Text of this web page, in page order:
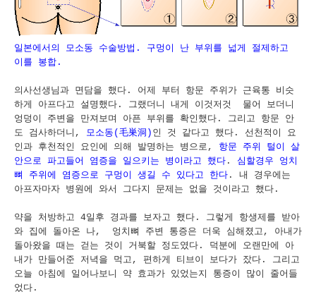
일본에서의 모소동 수술방법. 구멍이 난 부위를 넓게 절제하고
이를 봉합.
의사선생님과 면담을 했다. 어제 부터 항문 주위가 근육통 비슷
하게 아프다고 설명했다. 그랬더니 내게 이것저것 물어 보더니
엉덩이 주변을 만져보며 아픈 부위를 확인했다. 그리고 항문 안
도 검사하더니, 모소동(毛巣洞) 인 것 같다고 했다. 선천적이 요
인과 후천적인 요인에 의해 발명하는 병으로, 항문 주위 털이 살
안으로 파고들어 염증을 일으키는 병이라고 했다 . 심할경우 엉치
뼈 주위에 염증으로 구멍이 생길 수 있다고 한다 . 내 경우에는
아프자마자 병원에 와서 그다지 문제는 없을 것이라고 했다.
약을 처방하고 4일후 경과를 보자고 했다. 그렇게 항생제를 받아
와 집에 돌아온 나, 엉치뼈 주변 통증은 더욱 심해졌고, 아내가
돌아왔을 때는 걷는 것이 거북할 정도였다. 덕분에 오랜만에 아
내가 만들어준 저녁을 먹고, 편하게 티브이 보다가 잤다. 그리고
오늘 아침에 일어나보니 약 효과가 있었는지 통증이 많이 줄어들
었다.